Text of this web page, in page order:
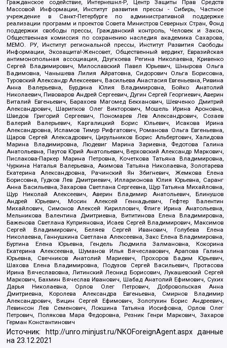
Гражданское содействие, Интернешнл-Р, Центр Защиты Прав Средств
Массовой Информации, Институт развития прессы - Сибирь, Частное
учреждение в Санкт-Петербурге по административной поддержке
реализации программ и проектов Совета Министров Северных Стран, Фонд
поддержки свободы прессы, Гражданский контроль, Человек и Закон,
Общественная комиссия по сохранению наследия академика Сахарова,
МЕМО. РУ, Институт региональной прессы, Институт Развития Свободы
Информации, Экозащита!-Женсовет, Общественный вердикт, Евразийская
антимонопольная ассоциация, Дзугкоева Регина Николаевна, Кривенко
Сергей Владимирович, Милославский Павел Юрьевич, Шнырова Ольга
Вадимовна, Чанышева Лилия Айратовна, Сидорович Ольга Борисовна,
Туровский Александр Алексеевич, Васильева Анастасия Евгеньевна, Ривина
Анна Валерьевна, Бурдина Юлия Владимировна, Бойко Анатолий
Николаевич, Пивоваров Андрей Сергеевич, Дугин Сергей Георгиевич, Аверин
Виталий Евгеньевич, Барахоев Магомед Бекханович, Шевченко Дмитрий
Александрович, Шарипков Олег Викторович, Мошель Ирина Ароновна,
Шведов Григорий Сергеевич, Пономарев Лев Александрович, Созаев
Валерий Валерьевич, Каргалицкий Борис Юльевич, Исакова Ирина
Александровна, Исламов Тимур Рифгатович, Романова Ольга Евгеньевна,
Щаров Сергей Алексадрович, Цирульников Борис Альбертович, Халидова
Марина Владимировна, Людевиг Марина Зариевна, Федотова Галина
Анатольевна, Паутов Юрий Анатольевич, Верховский Александр Маркович,
Пислакова-Паркер Марина Петровна, Кочеткова Татьяна Владимировна,
Чуркина Наталья Валерьевна, Акимова Татьяна Николаевна, Золотарева
Екатерина Александровна, Рачинский Ян Збигневич, Жемкова Елена
Борисовна, Гудков Лев Дмитриевич, Илларионова Юлия Юрьевна, Саранг
Анна Васильевна, Захарова Светлана Сергеевна, Щур Татьяна Михайловна,
Щур Николай Алексеевич, Аверин Владимир Анатольевич, Блинушов
Андрей Юрьевич, Мосин Алексей Геннадьевич, Гефтер Валентин
Михайлович, Симонов Алексей Кириллович, Флиге Ирина Анатольевна,
Мельникова Валентина Дмитриевна, Вититинова Елена Владимировна,
Баженова Светлана Куприяновна, Исаев Сергей Владимирович, Максимов
Сергей Владимирович, Беляев Сергей Иванович, Голубева Елена
Николаевна, Ганнушкина Светлана Алексеевна, Закс Елена Владимировна,
Буртина Елена Юрьевна, Гендель Людмила Залмановна, Кокорина
Екатерина Алексеевна, Шуманов Илья Вячеславович, Арапова Галина
Юрьевна, Свечников Анатолий Мариевич, Прохоров Вадим Юрьевич,
Шахова Елена Владимировна, Подузов Сергей Васильевич, Протасова
Ирина Вячеславовна, Литинский Леонид Борисович, Лукашевский Сергей
Маркович, Бахмин Вячеслав Иванович, Шабад Анатолий Ефимович, Сухих
Дарья Николаевна, Орлов Олег Петрович, Добровольская Анна
Дмитриевна, Королева Александра Евгеньевна, Смирнов Владимир
Александрович, Вицин Сергей Ефимович, Золотухин Борис Андреевич,
Левинсон Лев Семенович, Локшина Татьяна Иосифовна, Орлов Олег
Петрович, Полякова Мара Федоровна, Резник Генри Маркович, Захаров
Герман Константинович
Источник: http://unro.minjust.ru/NKOForeignAgent.aspxданные
на23.12.2021